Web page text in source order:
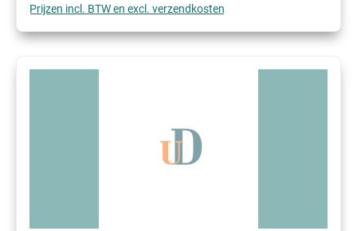
Prijzen incl. BTW en excl. verzendkosten